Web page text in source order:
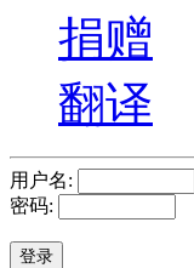
捐赠
翻译
用户名:
密码: